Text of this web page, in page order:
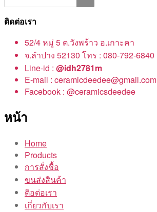
ติดต่อเรา
52/4 หมู่ 5 ต.วังพร้าว อ.เกาะคา
จ.ลำปาง 52130 โทร : 080-792-6840
Line-id : @idh2781m
E-mail : ceramicdeedee@gmail.com
Facebook : @ceramicsdeedee
หน้า
Home
Products
การสั่งชื้อ
ขนส่งสินค้า
ติอต่อเรา
เกี่ยวกับเรา